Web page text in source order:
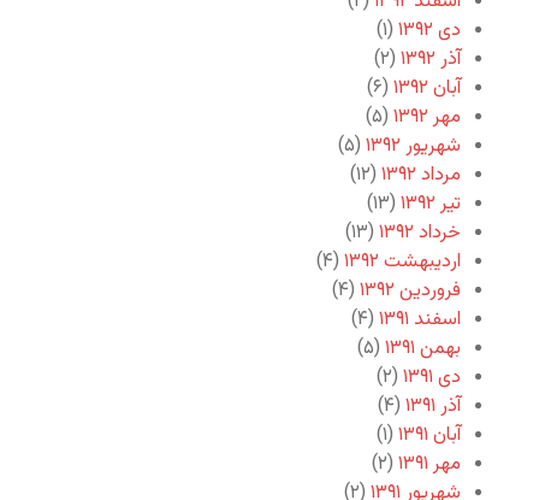
دی ۱۳۹۲
(۱)
آذر ۱۳۹۲
(۲)
آبان ۱۳۹۲
(۶)
مهر ۱۳۹۲
(۵)
شهریور ۱۳۹۲
(۵)
مرداد ۱۳۹۲
(۱۲)
تیر ۱۳۹۲
(۱۳)
خرداد ۱۳۹۲
(۱۳)
اردیبهشت ۱۳۹۲
(۴)
فروردین ۱۳۹۲
(۴)
اسفند ۱۳۹۱
(۴)
بهمن ۱۳۹۱
(۵)
دی ۱۳۹۱
(۲)
آذر ۱۳۹۱
(۴)
آبان ۱۳۹۱
(۱)
مهر ۱۳۹۱
(۲)
شهریور ۱۳۹۱
(۲)